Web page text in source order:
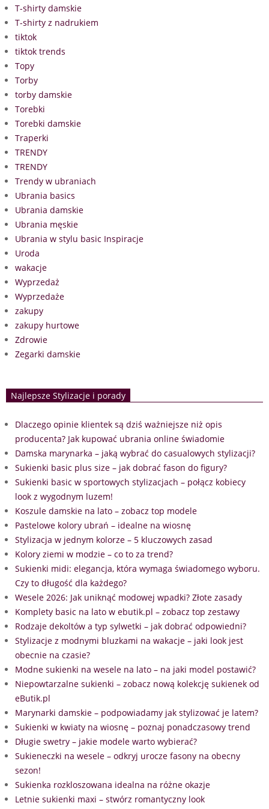
T-shirty damskie
T-shirty z nadrukiem
tiktok
tiktok trends
Topy
Torby
torby damskie
Torebki
Torebki damskie
Traperki
TRENDY
TRENDY
Trendy w ubraniach
Ubrania basics
Ubrania damskie
Ubrania męskie
Ubrania w stylu basic Inspiracje
Uroda
wakacje
Wyprzedaż
Wyprzedaże
zakupy
zakupy hurtowe
Zdrowie
Zegarki damskie
Najlepsze Stylizacje i porady
Dlaczego opinie klientek są dziś ważniejsze niż opis
producenta? Jak kupować ubrania online świadomie
Damska marynarka – jaką wybrać do casualowych stylizacji?
Sukienki basic plus size – jak dobrać fason do figury?
Sukienki basic w sportowych stylizacjach – połącz kobiecy
look z wygodnym luzem!
Koszule damskie na lato – zobacz top modele
Pastelowe kolory ubrań – idealne na wiosnę
Stylizacja w jednym kolorze – 5 kluczowych zasad
Kolory ziemi w modzie – co to za trend?
Sukienki midi: elegancja, która wymaga świadomego wyboru.
Czy to długość dla każdego?
Wesele 2026: Jak uniknąć modowej wpadki? Złote zasady
Komplety basic na lato w ebutik.pl – zobacz top zestawy
Rodzaje dekoltów a typ sylwetki – jak dobrać odpowiedni?
Stylizacje z modnymi bluzkami na wakacje – jaki look jest
obecnie na czasie?
Modne sukienki na wesele na lato – na jaki model postawić?
Niepowtarzalne sukienki – zobacz nową kolekcję sukienek od
eButik.pl
Marynarki damskie – podpowiadamy jak stylizować je latem?
Sukienki w kwiaty na wiosnę – poznaj ponadczasowy trend
Długie swetry – jakie modele warto wybierać?
Sukieneczki na wesele – odkryj urocze fasony na obecny
sezon!
Sukienka rozkloszowana idealna na różne okazje
Letnie sukienki maxi – stwórz romantyczny look